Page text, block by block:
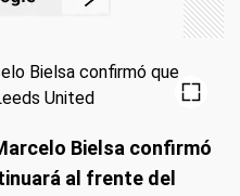
Bielsa confirmó
al frente del